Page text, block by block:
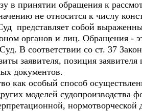
в принятии обращения к
не относится к числу
представляет собой
органов и лиц. Обращения -
В соответствии со ст. 37
заявителя, позиция
документов.
как особый способ
моделей
нормотворческой